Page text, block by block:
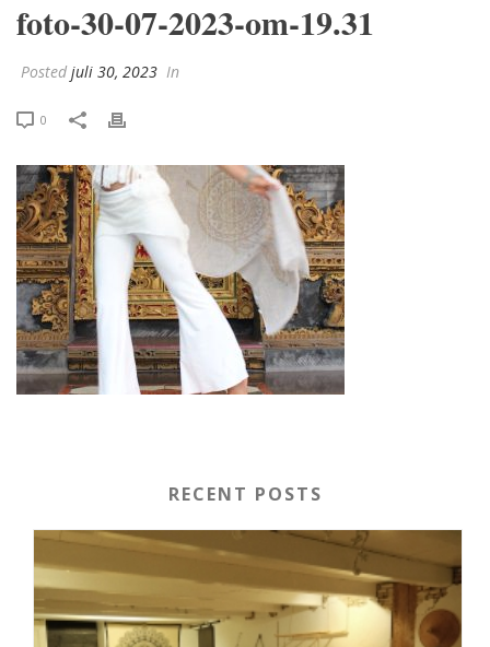
foto-30-07-2023-om-19.31
Posted juli 30, 2023 In
0
RECENT POSTS